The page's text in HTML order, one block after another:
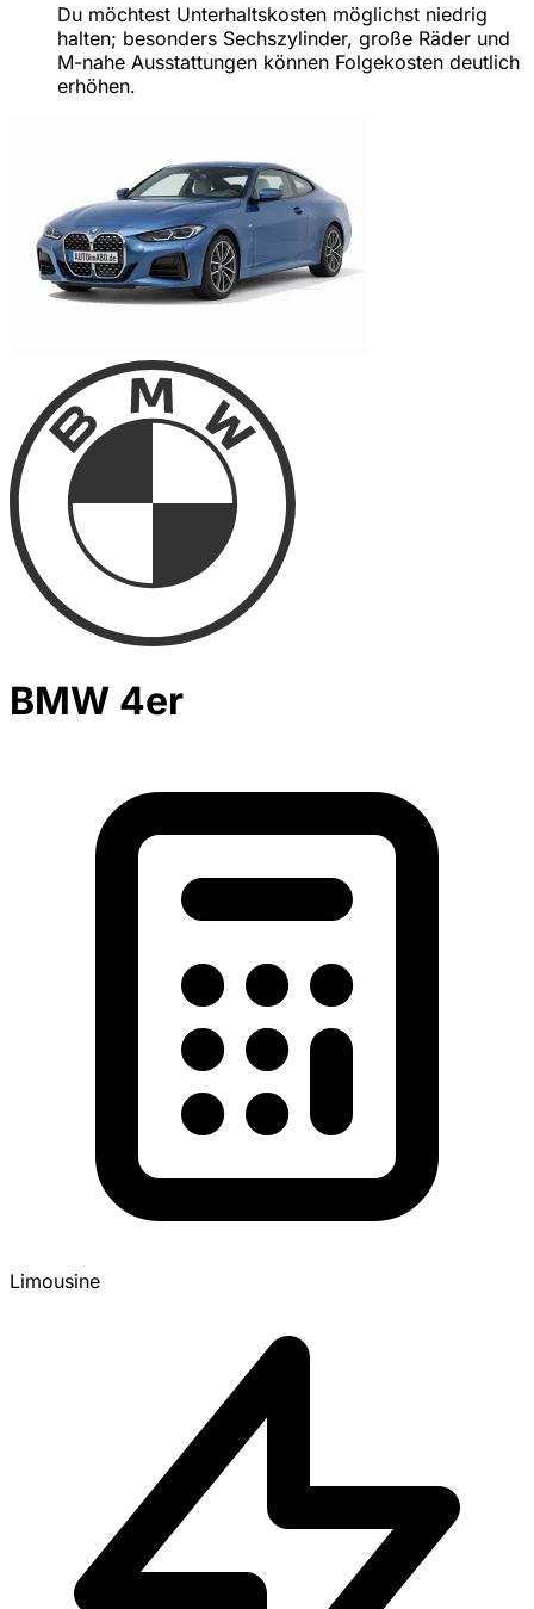
Du möchtest Unterhaltskosten möglichst niedrig
halten; besonders Sechszylinder, große Räder und
M-nahe Ausstattungen können Folgekosten deutlich
erhöhen.
BMW 4er
Limousine